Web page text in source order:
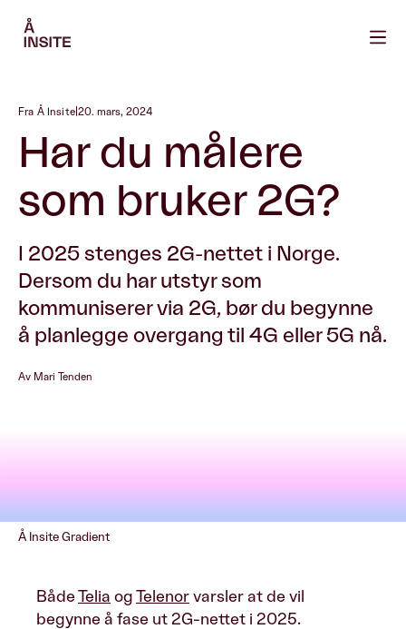
Fra Å Insite| 20. mars, 2024
Har du målere
som bruker 2G?
I 2025 stenges 2G-nettet i Norge.
Dersom du har utstyr som
kommuniserer via 2G, bør du begynne
å planlegge overgang til 4G eller 5G nå.
Av Mari Tenden
Å Insite Gradient
Både Telia og Telenor varsler at de vil
begynne å fase ut 2G-nettet i 2025.